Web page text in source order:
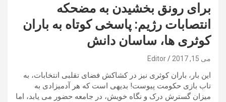
برای رونق بخشیدن به مضحکه
انتصابات رژیم: پاسخی کوتاه به باران
کوثری ها، ساسان دانش
می 15, 2017 Editor
این بار، باران کوثری نیز در کشاکش فضای تقلبی انتخابات، به
تاب بازی حکومت پیوست! بدیهی است که هر آدمیزادی به
میزان گسترش درک و نگاه خویش، در جامعه حضور می یابد، اما